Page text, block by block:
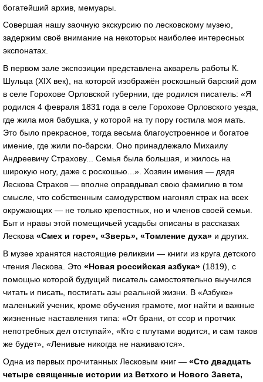
богатейший архив, мемуары.
Совершая нашу заочную экскурсию по лесковскому музею,
задержим своё внимание на некоторых наиболее интересных
экспонатах.
В первом зале экспозиции представлена акварель работы К.
Шульца (XIX век), на которой изображён роскошный барский дом
в селе Горохове Орловской губернии, где родился писатель: «Я
родился 4 февраля 1831 года в селе Горохове Орловского уезда,
где жила моя бабушка, у которой на ту пору гостила моя мать.
Это было прекрасное, тогда весьма благоустроенное и богатое
имение, где жили по-барски. Оно принадлежало Михаилу
Андреевичу Страхову... Семья была большая, и жилось на
широкую ногу, даже с роскошью...». Хозяин имения — дядя
Лескова Страхов — вполне оправдывал свою фамилию в том
смысле, что собственным самодурством нагонял страх на всех
окружающих — не только крепостных, но и членов своей семьи.
Быт и нравы этой помещичьей усадьбы описаны в рассказах
Лескова «Смех и горе», «Зверь», «Томление духа» и других.
В музее хранятся настоящие реликвии — книги из круга детского
чтения Лескова. Это «Новая российская азбука» (1819), с
помощью которой будущий писатель самостоятельно выучился
читать и писать, постигать азы реальной жизни. В «Азбуке»
маленький ученик, кроме обучения грамоте, мог найти и важные
жизненные наставления типа: «От брани, от ссор и протчих
непотребных дел отступай», «Кто с плутами водится, и сам таков
же будет», «Ленивые никогда не наживаются».
Одна из первых прочитанных Лесковым книг — «Сто двадцать
четыре священные истории из Ветхого и Нового Завета,